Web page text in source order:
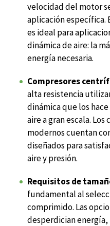
velocidad del motor
aplicación específica.
es ideal para
dinámica de aire: la
energía necesaria.
Compresores
alta resistencia
dinámica que los
aire a gran escala.
modernos cuentan
diseñados para
aire y presión.
Requisitos de
fundamental al
comprimido. Las
desperdician